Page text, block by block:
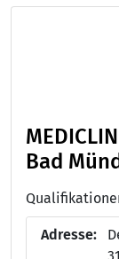
Bad
Adresse: